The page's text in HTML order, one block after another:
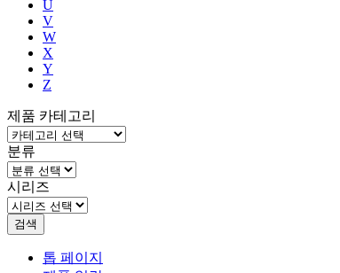
U
V
W
X
Y
Z
제품 카테고리
분류
시리즈
톱 페이지